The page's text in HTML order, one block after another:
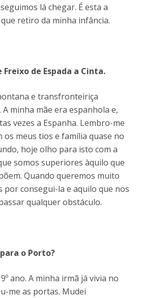
lá chegar. É esta a
retiro da minha infância.
de Espada a Cinta.
e transfronteiriça
minha mãe era espanhola e,
vezes a Espanha. Lembro-me
os meus tios e família quase no
hoje olho para isto com a
somos superiores àquilo que
Quando queremos muito
por consegui-la e aquilo que nos
qualquer obstáculo.
o Porto?
ano. A minha irmã já vivia no
me as portas. Mudei